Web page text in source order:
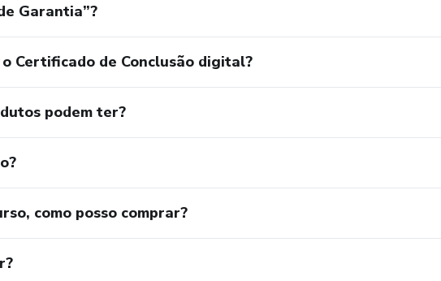
Garantia”?
Certificado de Conclusão digital?
podem ter?
como posso comprar?